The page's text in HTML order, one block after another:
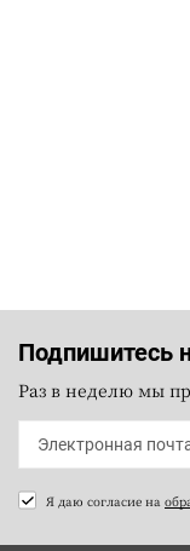
Подпишитесь
Раз в неделю мы
Я даю согласие на